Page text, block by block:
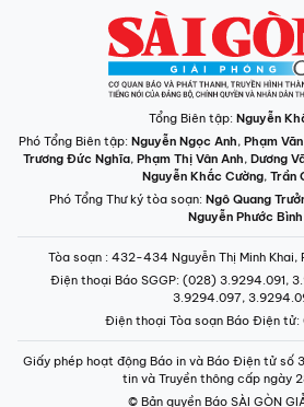
Tổng Biên tập: Nguyễn
Phó Tổng Biên tập: Nguyễn Ngọc Anh, Phạm
Trương Đức Nghĩa, Phạm Thị Vân Anh, Dương
Nguyễn Khắc Cường, Trần
Phó Tổng Thư ký tòa soạn: Ngô Quang
Nguyễn Phước Bình
Tòa soạn : 432-434 Nguyễn Thị Minh Khai,
Điện thoại Báo SGGP: (028) 3.9294.091,
3.9294.097,
Điện thoại Tòa soạn Báo Điện tử:
Giấy phép hoạt động Báo in và Báo Điện tử số
tin và Truyền thông cấp ngày
© Bản quyền Báo SÀI GÒN